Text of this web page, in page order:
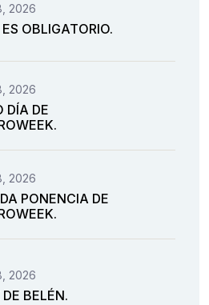
2026
OBLIGATORIO.
2026
DÍA DE
2026
PONENCIA DE
2026
BELÉN.